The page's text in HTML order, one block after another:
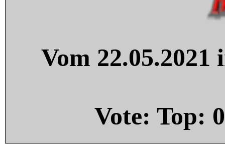
Vom
Vote: Top: 0